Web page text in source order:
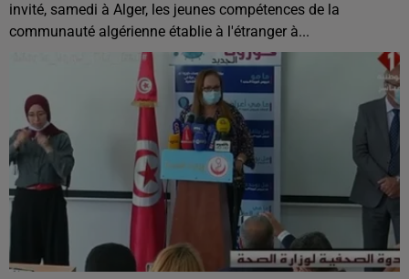
invité, samedi à Alger, les jeunes compétences de la
communauté algérienne établie à l'étranger à...